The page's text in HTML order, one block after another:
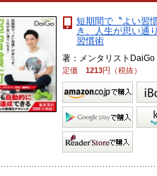
短期間で〝よい習
き、人生が思い通
習慣術
著：メンタリストDaiGo
定価 1213円（税抜）